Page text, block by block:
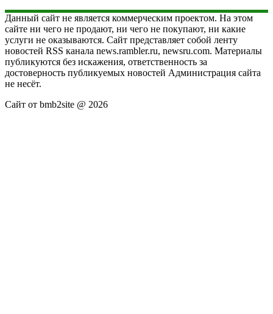
Данный сайт не является коммерческим проектом. На этом
сайте ни чего не продают, ни чего не покупают, ни какие
услуги не оказываются. Сайт представляет собой ленту
новостей RSS канала news.rambler.ru, newsru.com. Материалы
публикуются без искажения, ответственность за
достоверность публикуемых новостей Администрация сайта
не несёт.
Сайт от bmb2site @ 2026